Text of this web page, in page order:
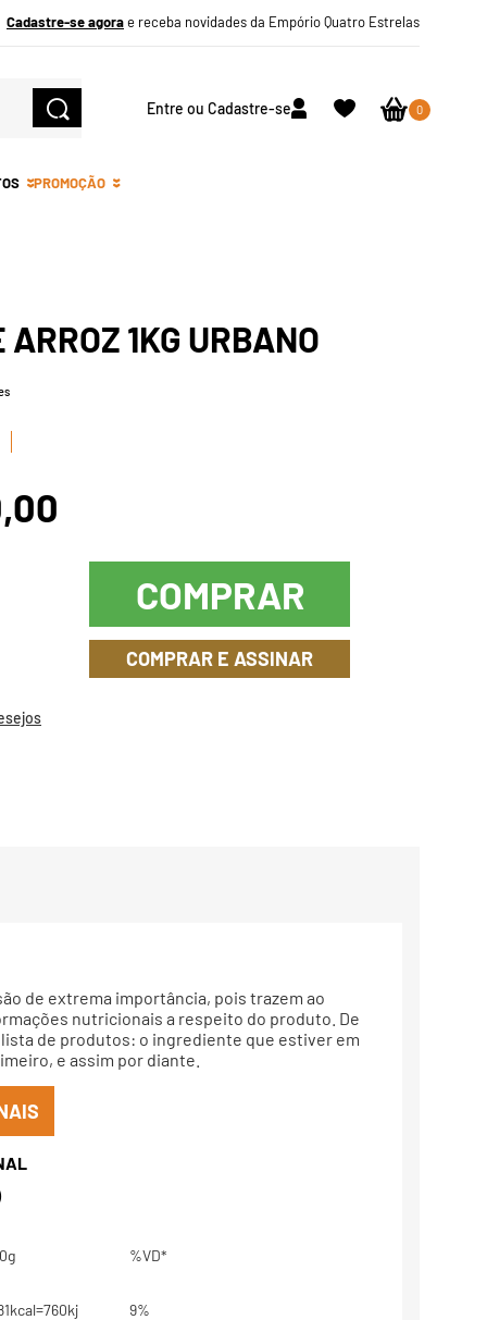
Cadastre-se agorae receba novidades da Empório Quatro Estrelas
Entre ou Cadastre-se 0
PROMOÇÃO
1KG URBANO
COMPRAR
COMPRAR E ASSINAR
de extrema importância, pois trazem ao
nutricionais a respeito do produto. De
de produtos: o ingrediente que estiver em
e assim por diante.
%VD*
9%